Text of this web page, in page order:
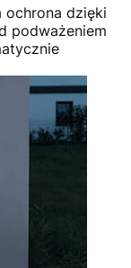
ochrona dzięki
podważeniem